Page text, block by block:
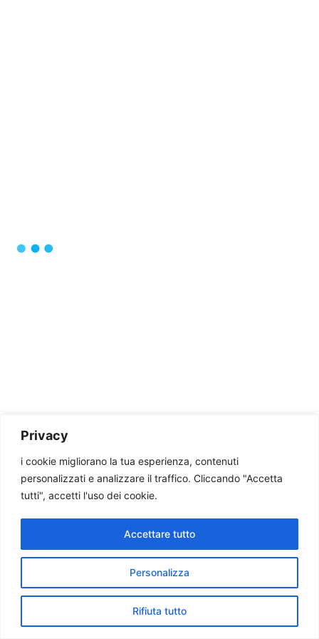
Privacy
i cookie migliorano la tua esperienza, contenuti
personalizzati e analizzare il traffico. Cliccando "Accetta
tutti", accetti l'uso dei cookie.
Personalizza
Rifiuta tutto
Accettare tutto
Home Cerca Telefono Whatsapp Tutti Prodotti